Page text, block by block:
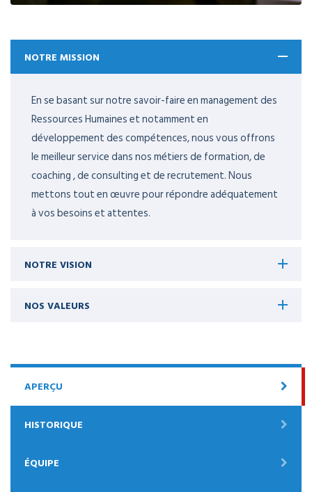
NOTRE MISSION
En se basant sur notre savoir-faire en management des
Ressources Humaines et notamment en
développement des compétences, nous vous offrons
le meilleur service dans nos métiers de formation, de
coaching , de consulting et de recrutement. Nous
mettons tout en œuvre pour répondre adéquatement
à vos besoins et attentes.
NOTRE VISION
NOS VALEURS
APERÇU
HISTORIQUE
ÉQUIPE